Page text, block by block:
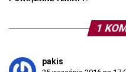
1
pakis